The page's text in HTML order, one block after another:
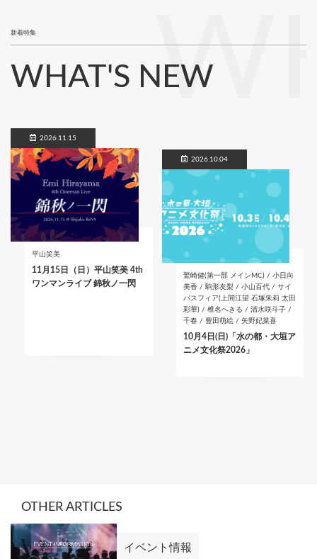
新着特集
WHAT'S NEW
2026.11.15
平山笑美
11月15日（日）平山笑美 4th
ワンマンライブ 錦秋ノ一閃
2026.10.04
鷲崎健(第一部 メインMC) / 小日向
美香 / 駒形友梨 / 小山百代 / サイ
バスフィア(上間江望 石塚朱莉 太田
彩華) / 椎名へきる / 清水咲斗子 /
千春 / 豊田萌絵 / 矢野妃菜喜
10月4日(日)「水の都・大垣ア
ニメ文化祭2026」
OTHER ARTICLES
イベント情報